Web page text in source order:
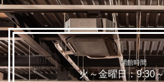
開館時間
火～金曜日：9:30